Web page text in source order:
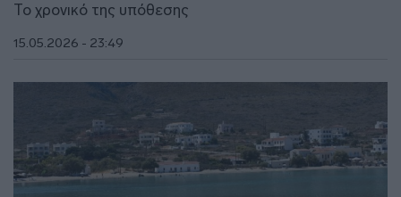
Το χρονικό της υπόθεσης
15.05.2026 - 23:49